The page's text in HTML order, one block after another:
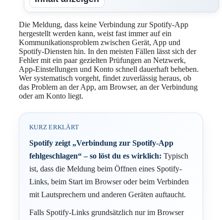
Die Meldung, dass keine Verbindung zur Spotify-App
hergestellt werden kann, weist fast immer auf ein
Kommunikationsproblem zwischen Gerät, App und
Spotify-Diensten hin. In den meisten Fällen lässt sich der
Fehler mit ein paar gezielten Prüfungen an Netzwerk,
App-Einstellungen und Konto schnell dauerhaft beheben.
Wer systematisch vorgeht, findet zuverlässig heraus, ob
das Problem an der App, am Browser, an der Verbindung
oder am Konto liegt.
KURZ ERKLÄRT
Spotify zeigt „Verbindung zur Spotify-App
fehlgeschlagen“ – so löst du es wirklich: Typisch
ist, dass die Meldung beim Öffnen eines Spotify-
Links, beim Start im Browser oder beim Verbinden
mit Lautsprechern und anderen Geräten auftaucht.
Falls Spotify-Links grundsätzlich nur im Browser